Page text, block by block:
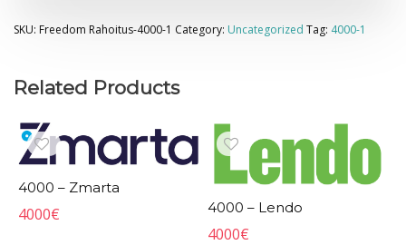
SKU: Freedom Rahoitus-4000-1 Category: Uncategorized Tag: 4000-1
Related Products
4000 – Zmarta
4000€ 4000 – Lendo
4000€